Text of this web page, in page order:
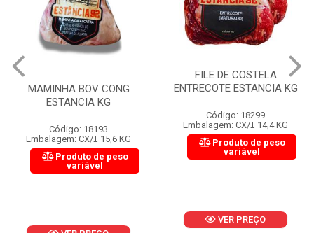
MAMINHA BOV CONG
ESTANCIA KG
Código: 18193
Embalagem: CX/± 15,6 KG
Produto de peso
variável
FILE DE COSTELA
ENTRECOTE ESTANCIA KG
Código: 18299
Embalagem: CX/± 14,4 KG
Produto de peso
variável
VER PREÇO